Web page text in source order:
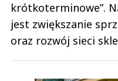
krótkoterminowe”.
jest zwiększanie
oraz rozwój sieci